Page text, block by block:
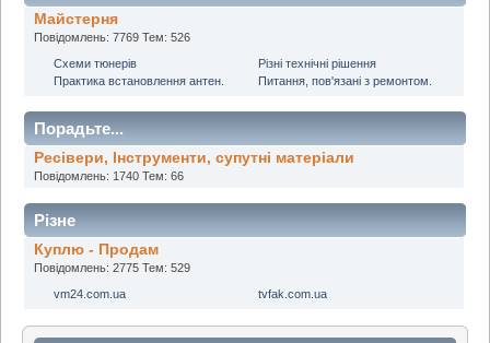
Майстерня
Повідомлень: 7769 Тем: 526
Cхеми тюнерів
Практика встановлення антен.
Різні технічні рішення
Питання, пов'язані з ремонтом.
Порадьте...
Ресівери, Інструменти, супутні матеріали
Повідомлень: 1740 Тем: 66
Різне
Куплю - Продам
Повідомлень: 2775 Тем: 529
vm24.com.ua
tvfak.com.ua